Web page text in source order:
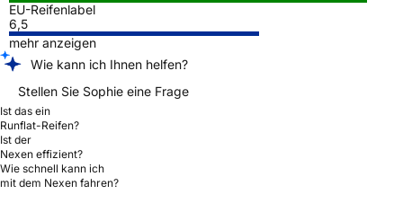
EU-Reifenlabel
6,5
mehr anzeigen
Wie kann ich Ihnen helfen?
Stellen Sie Sophie eine Frage
Ist das ein
Runflat-Reifen?
Ist der
Nexen effizient?
Wie schnell kann ich
mit dem Nexen fahren?